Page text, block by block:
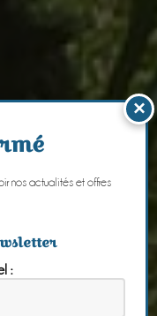
×
nos actualités et offres
: